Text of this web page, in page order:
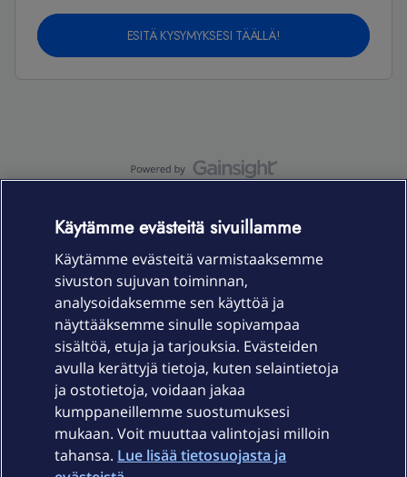
ESITÄ KYSYMYKSESI TÄÄLLÄ!
Laitteet & liittymät
Palvelut
Ajankohtaista
Käytämme evästeitä sivuillamme
Käytämme evästeitä varmistaaksemme
sivuston sujuvan toiminnan,
analysoidaksemme sen käyttöä ja
näyttääksemme sinulle sopivampaa
sisältöä, etuja ja tarjouksia. Evästeiden
avulla kerättyjä tietoja, kuten selaintietoja
ja ostotietoja, voidaan jakaa
kumppaneillemme suostumuksesi
mukaan. Voit muuttaa valintojasi milloin
tahansa. Lue lisää tietosuojasta ja